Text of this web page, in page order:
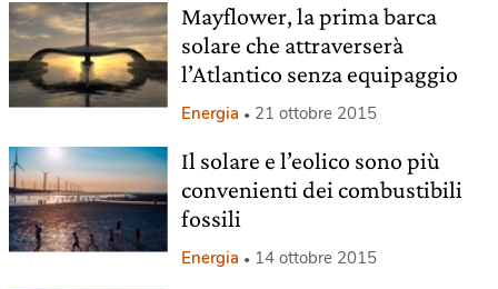
Mayflower, la prima barca
solare che attraverserà
l’Atlantico senza equipaggio
Energia 21 ottobre 2015
Il solare e l’eolico sono più
convenienti dei combustibili
fossili
Energia 14 ottobre 2015